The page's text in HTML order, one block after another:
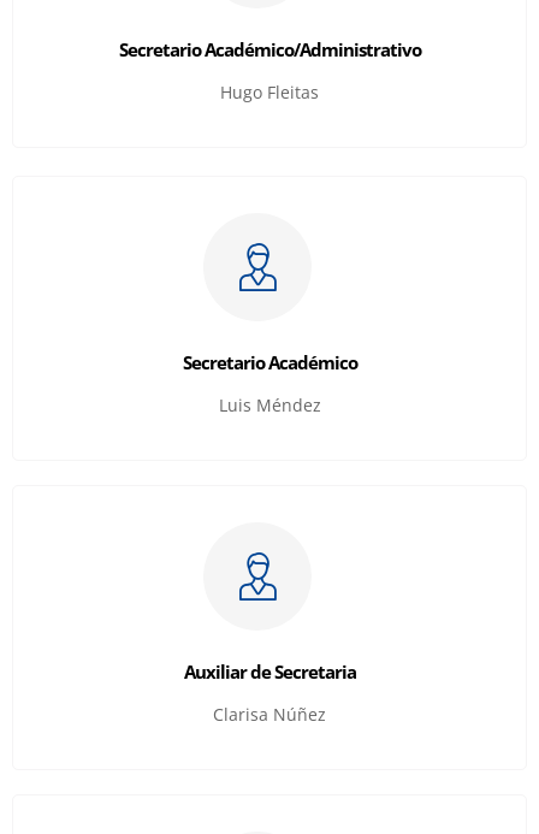
Secretario Académico/Administrativo
Hugo Fleitas
Secretario Académico
Luis Méndez
Auxiliar de Secretaria
Clarisa Núñez